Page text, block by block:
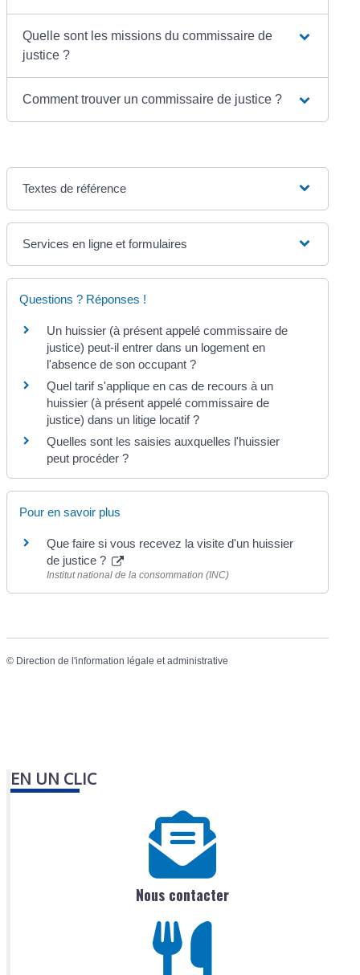
Quelle sont les missions du commissaire de
justice ?
Comment trouver un commissaire de justice ?
Textes de référence
Services en ligne et formulaires
Questions ? Réponses !
Un huissier (à présent appelé commissaire de
justice) peut-il entrer dans un logement en
l'absence de son occupant ?
Quel tarif s'applique en cas de recours à un
huissier (à présent appelé commissaire de
justice) dans un litige locatif ?
Quelles sont les saisies auxquelles l'huissier
peut procéder ?
Pour en savoir plus
Que faire si vous recevez la visite d'un huissier
de justice ?
Institut national de la consommation (INC)
© Direction de l'information légale et administrative
EN UN CLIC
Nous contacter